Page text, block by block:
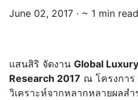
June 02, 2017 · ~ 1 min read
แสนสิริ จัดงาน Global
Research 2017 ณ โครงการ
วิเคราะห์จากหลากหลายผลส